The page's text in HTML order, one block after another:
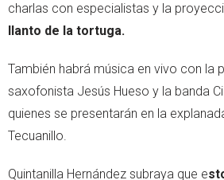
charlas con especialistas y la
llanto de la tortuga.
También habrá música en vivo con la
saxofonista Jesús Hueso y la banda
quienes se presentarán en la
Tecuanillo.
Quintanilla Hernández subraya que e